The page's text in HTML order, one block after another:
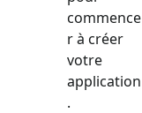
commence
r à créer
votre
application
.